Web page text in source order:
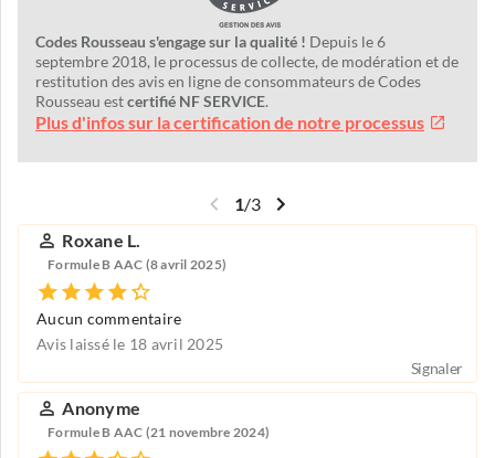
Codes Rousseau s'engage sur la qualité ! Depuis le 6
septembre 2018, le processus de collecte, de modération et de
restitution des avis en ligne de consommateurs de Codes
Rousseau estcertifié NF SERVICE.
Plus d'infos sur la certification de notre processus
1/3
Roxane L.
Formule B AAC (8 avril 2025)
Aucun commentaire
Avis laissé le 18 avril 2025
Signaler
Anonyme
Formule B AAC (21 novembre 2024)